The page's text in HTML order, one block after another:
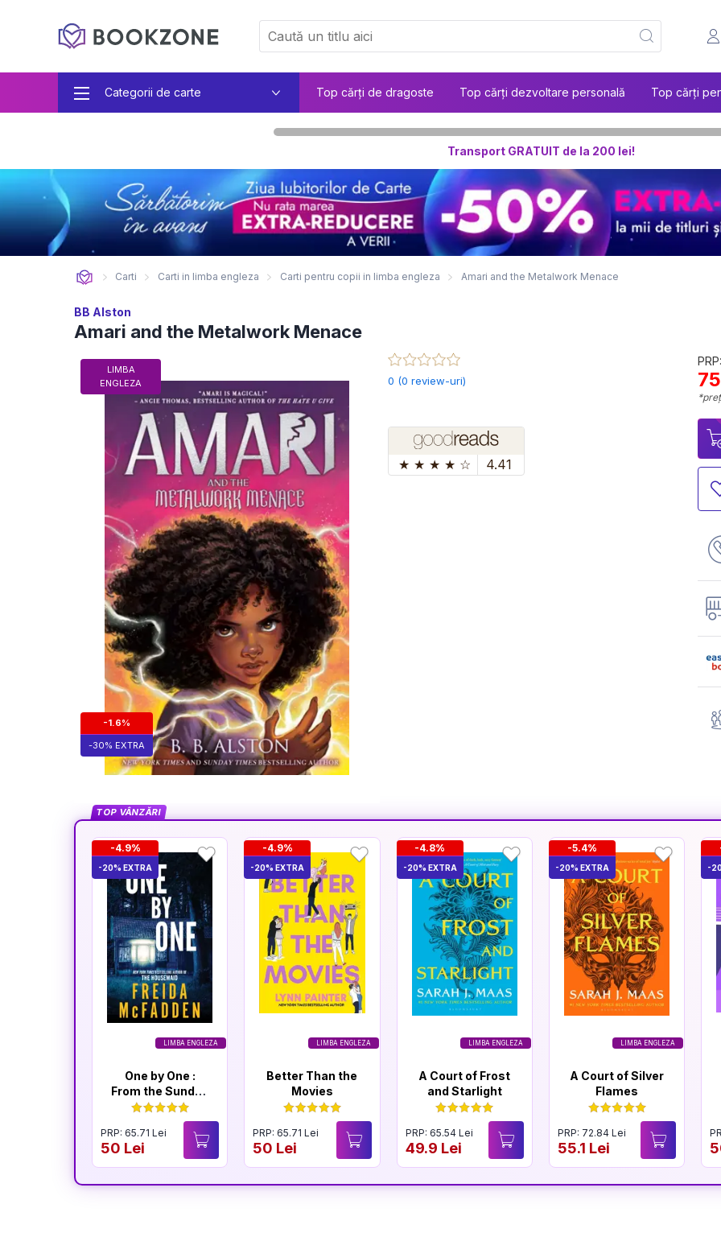
Categorii de carte Top cărți de dragoste Top cărți dezvoltare personală Top cărți
Transport GRATUIT de la 200 lei!
Carti Carti in limba engleza Carti pentru copii in limba engleza Amari and the Metalwork Menace
BB Alston
Amari and the Metalwork Menace
LIMBA
ENGLEZA
-1.6%
-30% EXTRA
0 (0 review-uri)
★ ★ ★ ★ ☆ 4.41
TOP VÂNZĂRI
LIMBA ENGLEZA
-4.9%
-20% EXTRA
One by One :
From the Sunday
Times
Bestselling
Author of The
Housemaid
PRP: 65.71 Lei
50 Lei
LIMBA ENGLEZA
-4.9%
-20% EXTRA
Better Than the
Movies
PRP: 65.71 Lei
50 Lei
LIMBA ENGLEZA
-4.8%
-20% EXTRA
A Court of Frost
and Starlight
PRP: 65.54 Lei
49.9 Lei
LIMBA ENGLEZA
-5.4%
-20% EXTRA
A Court of Silver
Flames
PRP: 72.84 Lei
55.1 Lei
-